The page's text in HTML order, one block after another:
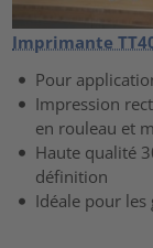
Imprimante
Pour
Impression
en rouleau et
Haute qualité
définition
Idéale pour les